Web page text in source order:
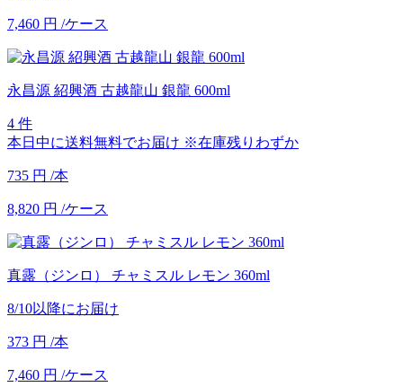
7,460 円 /ケース
永昌源 紹興酒 古越龍山 銀龍 600ml
4 件
本日中に送料無料でお届け ※在庫残りわずか
735 円 /本
8,820 円 /ケース
真露（ジンロ） チャミスル レモン 360ml
8/10以降にお届け
373 円 /本
7,460 円 /ケース